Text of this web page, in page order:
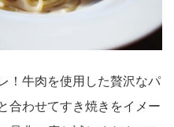
！牛肉を使用した贅沢なパ
合わせてすき焼きをイメー